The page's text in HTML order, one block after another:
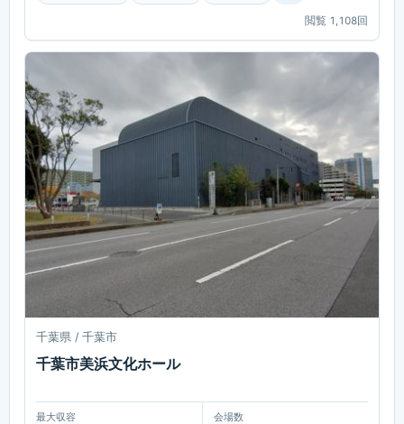
閲覧 1,108回
千葉県 / 千葉市
千葉市美浜文化ホール
最大収容 会場数